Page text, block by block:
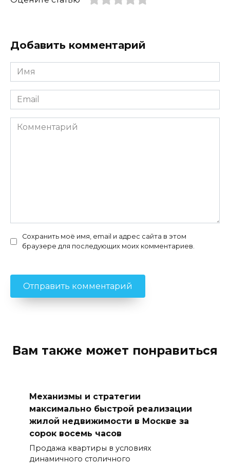
Добавить комментарий
Имя
*
Email
*
Комментарий
Сохранить моё имя, email и адрес сайта в этом
браузере для последующих моих комментариев.
Вам также может понравиться
Механизмы и стратегии
максимально быстрой реализации
жилой недвижимости в Москве за
сорок восемь часов
Продажа квартиры в условиях
динамичного столичного